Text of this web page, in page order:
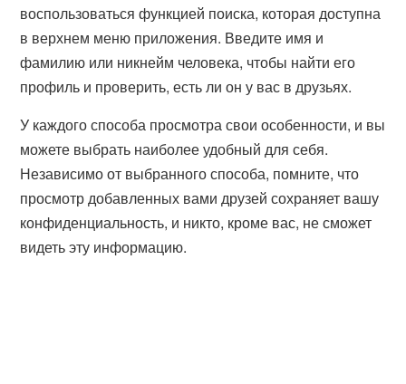
воспользоваться функцией поиска, которая доступна
в верхнем меню приложения. Введите имя и
фамилию или никнейм человека, чтобы найти его
профиль и проверить, есть ли он у вас в друзьях.
У каждого способа просмотра свои особенности, и вы
можете выбрать наиболее удобный для себя.
Независимо от выбранного способа, помните, что
просмотр добавленных вами друзей сохраняет вашу
конфиденциальность, и никто, кроме вас, не сможет
видеть эту информацию.